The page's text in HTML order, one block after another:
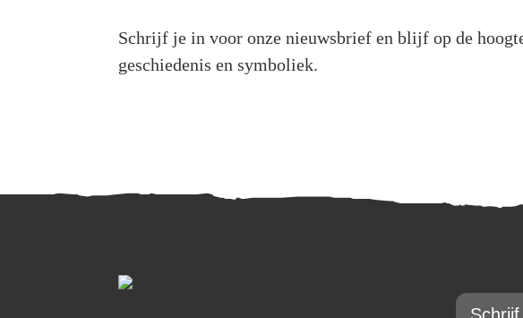
Schrijf je in voor onze nieuwsbrief en blijf op de
geschiedenis en symboliek.
Email